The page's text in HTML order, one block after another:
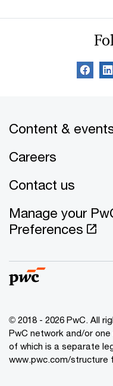
Content &
Careers
Contact us
Manage your
Preferences
© 2018 - 2026 PwC. All
PwC network and/or
of which is a separate
www.pwc.com/structure